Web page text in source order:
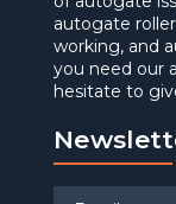
autogate
working, and
you need our
hesitate to